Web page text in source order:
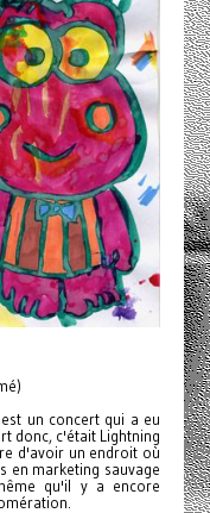
un concert qui a eu
donc, c'était Lightning
d'avoir un endroit où
en marketing sauvage
qu'il y a encore